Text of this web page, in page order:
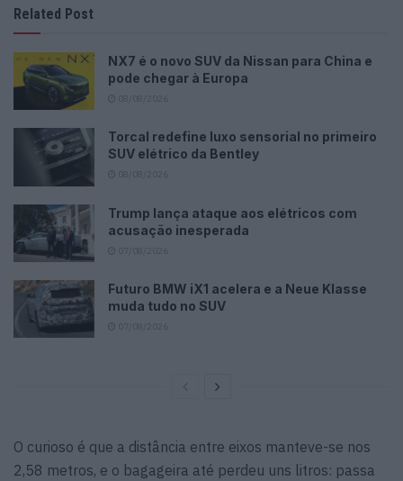
Related Post
NX7 é o novo SUV da Nissan para China e
pode chegar à Europa
Torcal redefine luxo sensorial no primeiro
SUV elétrico da Bentley
Trump lança ataque aos elétricos com
acusação inesperada
Futuro BMW iX1 acelera e a Neue Klasse
muda tudo no SUV
O curioso é que a distância entre eixos manteve-se nos
2,58 metros, e o bagageira até perdeu uns litros: passa